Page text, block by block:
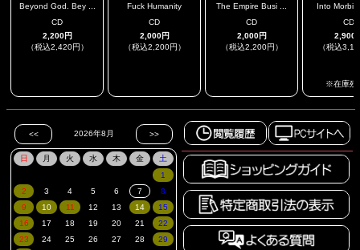
Beyond God. Bey ...
CD
2,200円
（税込2,420円）
Fuck Humanity
CD
2,000円
（税込2,200円）
The Empire Busi ...
CD
2,000円
（税込2,200円）
Into
CD
2,900
（税込
※在庫残